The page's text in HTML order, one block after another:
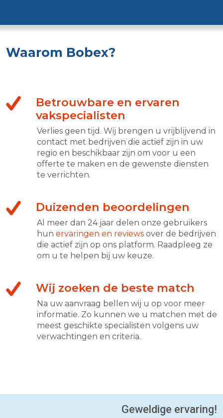
Waarom Bobex?
Betrouwbare en ervaren
vakspecialisten
Verlies geen tijd. Wij brengen u vrijblijvend in
contact met bedrijven die actief zijn in uw
regio en beschikbaar zijn om voor u een
offerte te maken en de gewenste diensten
te verrichten.
Duizenden beoordelingen
Al meer dan 24 jaar delen onze gebruikers
hun ervaringen en reviews over de bedrijven
die actief zijn op ons platform. Raadpleeg ze
om u te helpen bij uw keuze.
Wij zoeken de beste match
Na uw aanvraag bellen wij u op voor meer
informatie. Zo kunnen we u matchen met de
meest geschikte specialisten volgens uw
verwachtingen en criteria.
Geweldige ervaring!